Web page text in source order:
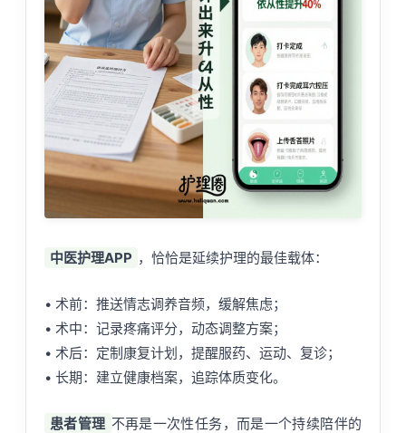
中医护理APP ，恰恰是延续护理的最佳载体：
• 术前：推送情志调养音频，缓解焦虑；
• 术中：记录疼痛评分，动态调整方案；
• 术后：定制康复计划，提醒服药、运动、复诊；
• 长期：建立健康档案，追踪体质变化。
患者管理 不再是一次性任务，而是一个持续陪伴的